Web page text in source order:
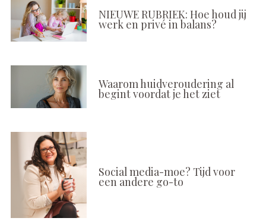
NIEUWE RUBRIEK: Hoe houd jij
werk en privé in balans?
Waarom huidveroudering al
begint voordat je het ziet
Social media-moe? Tijd voor
een andere go-to